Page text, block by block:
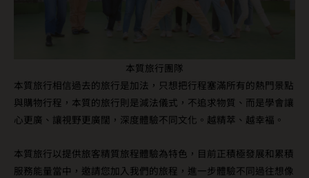
本質旅行團隊
本質旅行相信過去的旅行是加法，只想把行程塞滿所有的熱門景點
與購物行程，本質的旅行則是減法儀式，不追求物質、而是學會讓
心更廣、讓視野更廣闊，深度體驗不同文化。越精萃、越幸褔。
本質旅行以提供旅客精質旅程體驗為特色，目前正積極發展和累積
服務能量當中，邀請您加入我們的旅程，進一步體驗不同過往想像